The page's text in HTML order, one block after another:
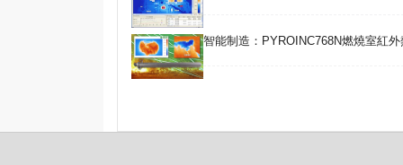
智能制造：PYROINC768N燃燒室紅